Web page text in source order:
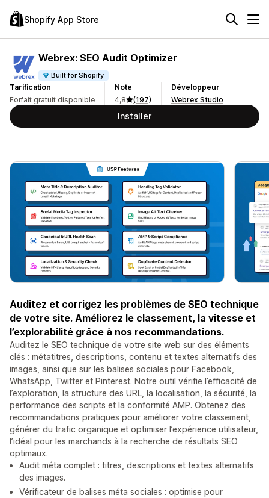
Shopify App Store
Webrex: SEO Audit Optimizer
Built for Shopify
Tarification
Forfait gratuit disponible
Note
4,8
(197)
Développeur
Webrex Studio
Installer
Auditez et corrigez les problèmes de SEO technique
de votre site. Améliorez le classement, la vitesse et
l’explorabilité grâce à nos recommandations.
Auditez le SEO technique de votre site web sur des éléments
clés : métatitres, descriptions, contenu et textes alternatifs des
images, ainsi que sur les balises sociales pour Facebook,
WhatsApp, Twitter et Pinterest. Notre outil vérifie l’efficacité de
l’exploration, la structure des URL, la localisation, la sécurité, la
performance des scripts et la conformité AMP. Obtenez des
recommandations pratiques pour améliorer votre classement,
générer du trafic organique et optimiser l’expérience utilisateur,
l’idéal pour les marchands à la recherche de résultats SEO
optimaux.
Audit méta complet : titres, descriptions et textes alternatifs
des images.
Vérificateur de balises méta sociales : optimise pour